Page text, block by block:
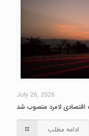
July 26, 2026
اقتصادی لامرد منصوب شد
ادامه مطلب